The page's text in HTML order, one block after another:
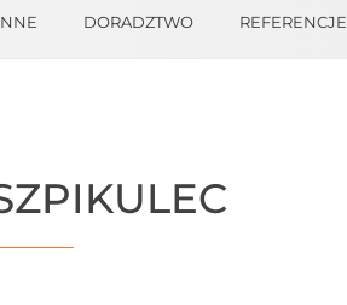
DORADZTWO REFERENCJE